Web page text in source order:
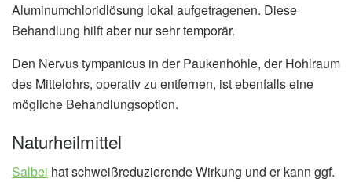
Aluminumchloridlösung lokal aufgetragenen. Diese
Behandlung hilft aber nur sehr temporär.
Den Nervus tympanicus in der Paukenhöhle, der Hohlraum
des Mittelohrs, operativ zu entfernen, ist ebenfalls eine
mögliche Behandlungsoption.
Naturheilmittel
Salbei hat schweißreduzierende Wirkung und er kann ggf.